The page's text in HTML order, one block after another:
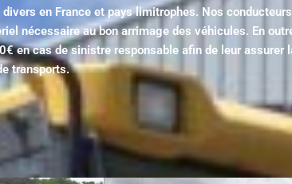
en France et pays limitrophes. Nos conducteurs
nécessaire au bon arrimage des véhicules. En
en cas de sinistre responsable afin de leur assurer
transports.